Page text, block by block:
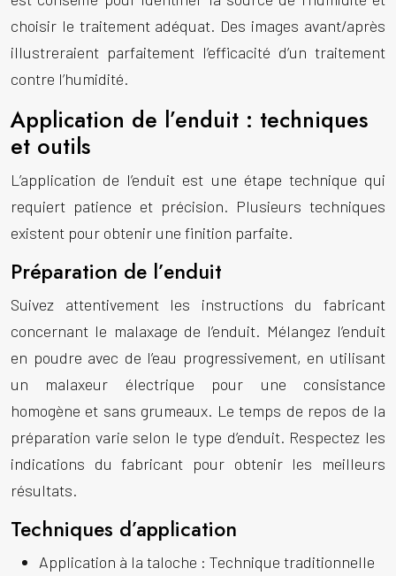
choisir le traitement adéquat. Des images avant/après
illustreraient parfaitement l’efficacité d’un traitement
contre l’humidité.
Application de l’enduit : techniques
et outils
L’application de l’enduit est une étape technique qui
requiert patience et précision. Plusieurs techniques
existent pour obtenir une finition parfaite.
Préparation de l’enduit
Suivez attentivement les instructions du fabricant
concernant le malaxage de l’enduit. Mélangez l’enduit
en poudre avec de l’eau progressivement, en utilisant
un malaxeur électrique pour une consistance
homogène et sans grumeaux. Le temps de repos de la
préparation varie selon le type d’enduit. Respectez les
indications du fabricant pour obtenir les meilleurs
résultats.
Techniques d’application
Application à la taloche : Technique traditionnelle